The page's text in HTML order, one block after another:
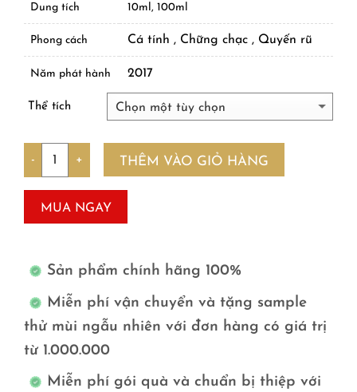
Dung tích 10ml, 100ml
Phong cách Cá tính , Chững chạc , Quyến rũ
Năm phát hành 2017
Thể tích
THÊM VÀO GIỎ HÀNG
MUA NGAY
Sản phẩm chính hãng 100%
Miễn phí vận chuyển và tặng sample
thử mùi ngẫu nhiên với đơn hàng có giá trị
từ 1.000.000
Miễn phí gói quà và chuẩn bị thiệp với